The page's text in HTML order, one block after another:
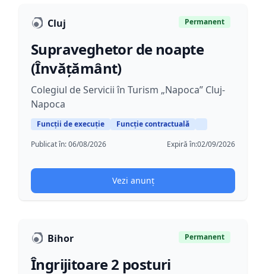
Cluj Permanent
Supraveghetor de noapte
(Învățământ)
Colegiul de Servicii în Turism „Napoca” Cluj-
Napoca
Funcții de execuție
Funcție contractuală
Publicat în:06/08/2026 Expiră în:02/09/2026
Vezi anunț
Bihor Permanent
Îngrijitoare 2 posturi